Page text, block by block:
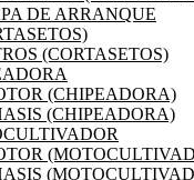
DE ARRANQUE
(CORTASETOS)
(CHIPEADORA)
(CHIPEADORA)